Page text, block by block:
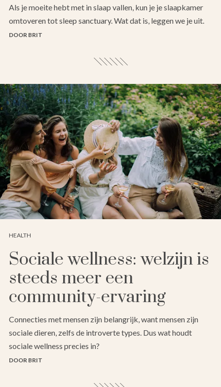
Als je moeite hebt met in slaap vallen, kun je je slaapkamer
omtoveren tot sleep sanctuary. Wat dat is, leggen we je uit.
DOOR BRIT
HEALTH
Sociale wellness: welzijn is
steeds meer een
community-ervaring
Connecties met mensen zijn belangrijk, want mensen zijn
sociale dieren, zelfs de introverte types. Dus wat houdt
sociale wellness precies in?
DOOR BRIT